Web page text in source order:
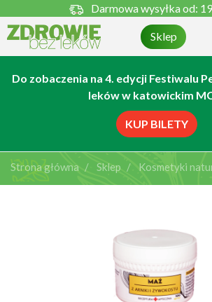
Darmowa wysyłka od:
Sklep
Do zobaczenia na 4. edycji Festiwalu
leków w katowickim
KUP BILETY
Strona główna Sklep Kosmetyki